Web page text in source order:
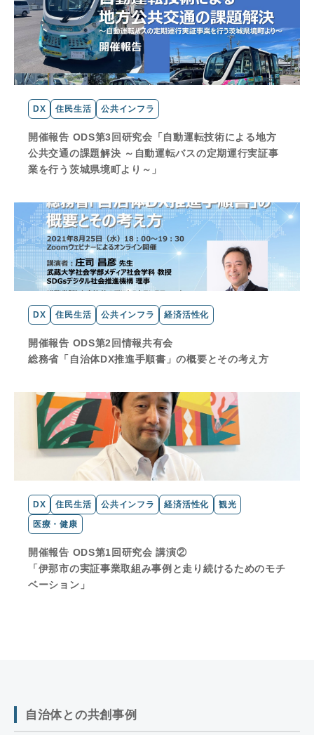
DX 住民生活 公共インフラ
開催報告 ODS第3回研究会「自動運転技術による地方
公共交通の課題解決 ～自動運転バスの定期運行実証事
業を行う茨城県境町より～」
DX 住民生活 公共インフラ 経済活性化
開催報告 ODS第2回情報共有会
総務省「自治体DX推進手順書」の概要とその考え方
DX 住民生活 公共インフラ 経済活性化
観光
医療・健康
開催報告 ODS第1回研究会 講演②
「伊那市の実証事業取組み事例と走り続けるためのモチ
ベーション」
自治体との共創事例